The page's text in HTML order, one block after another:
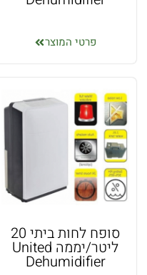
פרטי המוצר
סופח לחות ביתי 20
ליטר/יממה United
Dehumidifier